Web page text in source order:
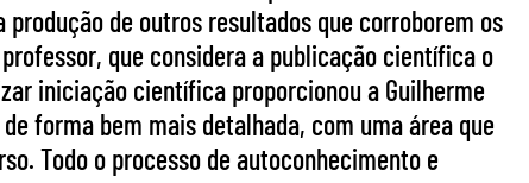
de outros resultados que corroborem os
que considera a publicação científica o
iniciação científica proporcionou a Guilherme
forma bem mais detalhada, com uma área que
Todo o processo de autoconhecimento e